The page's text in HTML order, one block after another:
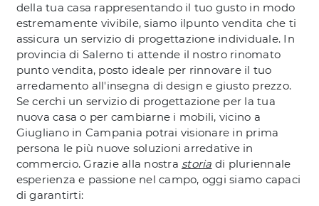
della tua casa rappresentando il tuo gusto in modo
estremamente vivibile, siamo ilpunto vendita che ti
assicura un servizio di progettazione individuale. In
provincia di Salerno ti attende il nostro rinomato
punto vendita, posto ideale per rinnovare il tuo
arredamento all'insegna di design e giusto prezzo.
Se cerchi un servizio di progettazione per la tua
nuova casa o per cambiarne i mobili, vicino a
Giugliano in Campania potrai visionare in prima
persona le più nuove soluzioni arredative in
commercio. Grazie alla nostra storia di pluriennale
esperienza e passione nel campo, oggi siamo capaci
di garantirti: